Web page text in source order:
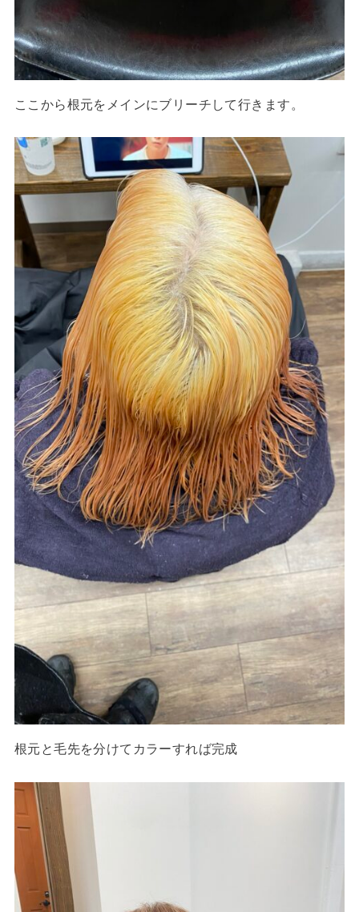
ここから根元をメインにブリーチして行きます。
根元と毛先を分けてカラーすれば完成